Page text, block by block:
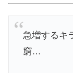
急増するキ
窮…